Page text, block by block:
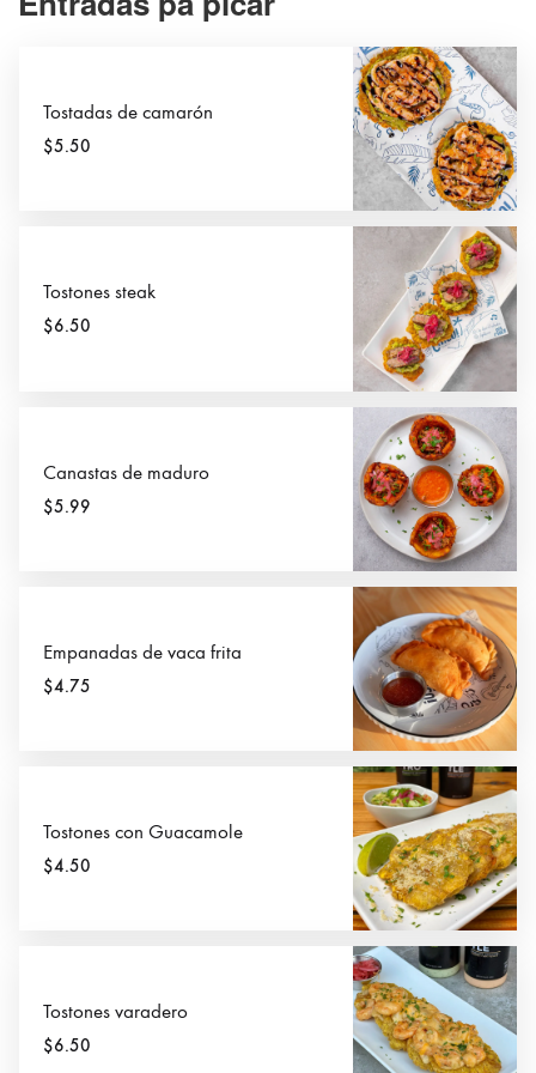
Tostadas de camarón
$5.50
Tostones steak
$6.50
Canastas de maduro
$5.99
Empanadas de vaca frita
$4.75
Tostones con Guacamole
$4.50
Tostones varadero
$6.50